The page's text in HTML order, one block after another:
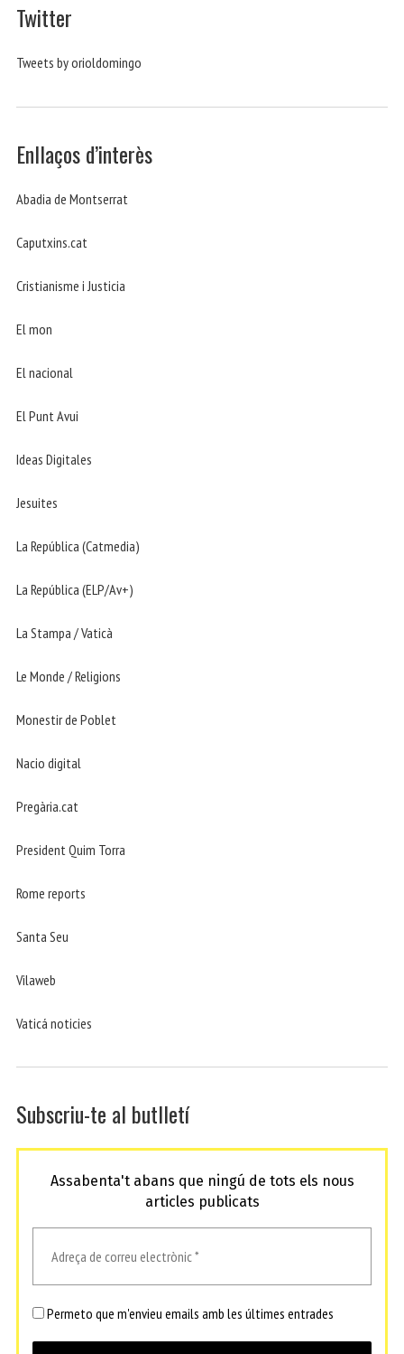
Twitter
Tweets by orioldomingo
Enllaços d’interès
Abadia de Montserrat
Caputxins.cat
Cristianisme i Justicia
El mon
El nacional
El Punt Avui
Ideas Digitales
Jesuites
La República (Catmedia)
La República (ELP/Av+)
La Stampa / Vaticà
Le Monde / Religions
Monestir de Poblet
Nacio digital
Pregària.cat
President Quim Torra
Rome reports
Santa Seu
Vilaweb
Vaticá noticies
Subscriu-te al butlletí
Assabenta't abans que ningú de tots els nous
articles publicats
Permeto que m'envieu emails amb les últimes entrades